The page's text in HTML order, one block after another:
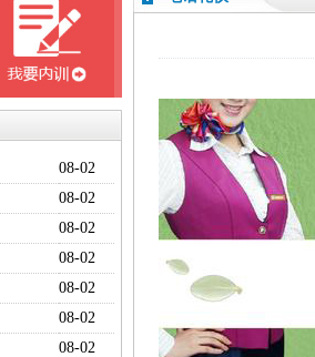
08-02
08-02
08-02
08-02
08-02
08-02
08-02